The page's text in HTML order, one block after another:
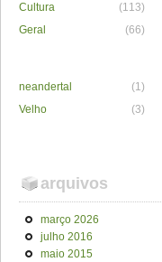
Cultura
(113)
Geral
(66)
neandertal (1)
Velho
(3)
arquivos
março 2026
julho 2016
maio 2015